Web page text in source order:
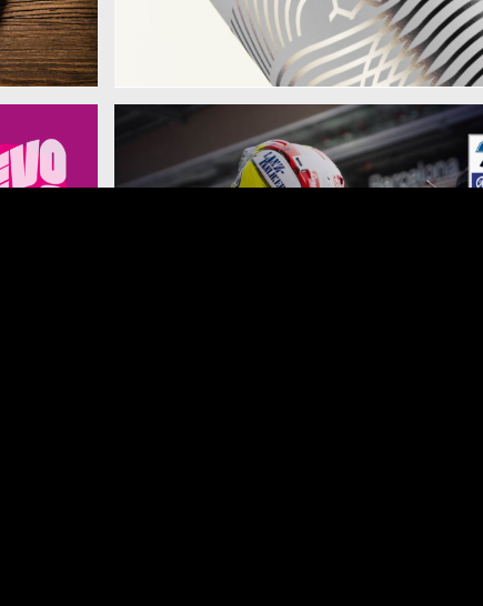
packaging